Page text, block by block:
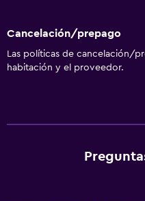
Cancelación/prepago
Las políticas de cancelación/
habitación y el proveedor.